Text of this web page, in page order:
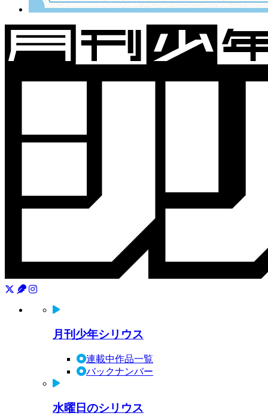
月刊少年シリウス
連載中作品一覧
バックナンバー
水曜日のシリウス